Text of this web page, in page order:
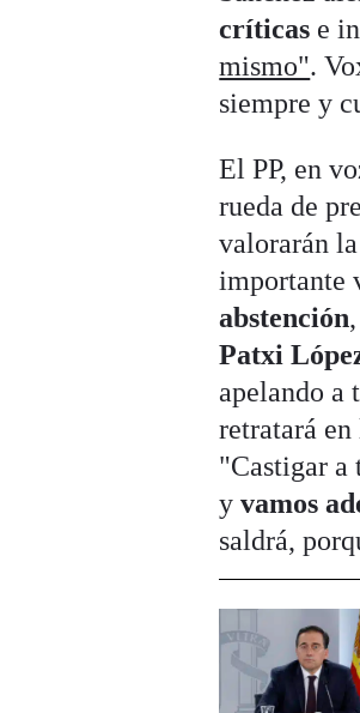
críticas e
mismo".
siempre y
El PP, en
rueda de
valorarán
importante
abstención
Patxi
apelando a
retratará
"Castigar a
yvamos
saldrá,